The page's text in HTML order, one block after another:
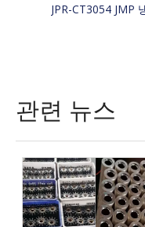
관련 뉴스